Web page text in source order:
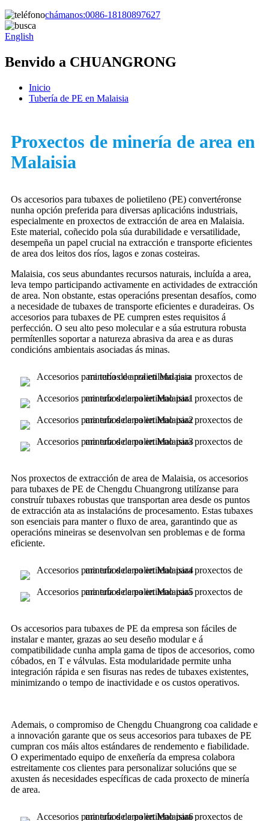
chámanos:0086-18180897627
English
Benvido a CHUANGRONG
Inicio
Tubería de PE en Malaisia
Proxectos de minería de area en
Malaisia
Os accesorios para tubaxes de polietileno (PE) convertéronse
nunha opción preferida para diversas aplicacións industriais,
especialmente en proxectos de extracción de area en Malaisia.
Este material, coñecido pola súa durabilidade e versatilidade,
desempeña un papel crucial na extracción e transporte eficientes
de area dos leitos dos ríos, lagos e zonas costeiras.
Malaisia, cos seus abundantes recursos naturais, incluída a area,
leva tempo participando activamente en actividades de extracción
de area. Non obstante, estas operacións presentan desafíos, como
a necesidade de tubaxes de transporte eficientes e duradeiras. Os
accesorios para tubaxes de PE cumpren estes requisitos á
perfección. O seu alto peso molecular e a súa estrutura robusta
permítenlles soportar a natureza abrasiva da area e as duras
condicións ambientais asociadas ás minas.
Nos proxectos de extracción de area de Malaisia, os accesorios
para tubaxes de PE de Chengdu Chuangrong utilízanse para
construír tubaxes robustas que transportan area desde os puntos
de extracción ata as instalacións de procesamento. Estas tubaxes
son esenciais para manter o fluxo de area, garantindo que as
operacións mineiras se desenvolvan sen problemas e de forma
eficiente.
Os accesorios para tubaxes de PE da empresa son fáciles de
instalar e manter, grazas ao seu deseño modular e á
compatibilidade cunha ampla gama de tipos de accesorios, como
cóbados, en T e válvulas. Esta modularidade permite unha
integración rápida e sen fisuras nas redes de tubaxes existentes,
minimizando o tempo de inactividade e os custos operativos.
Ademais, o compromiso de Chengdu Chuangrong coa calidade e
a innovación garante que os seus accesorios para tubaxes de PE
cumpran cos máis altos estándares de rendemento e fiabilidade.
O experimentado equipo de enxeñería da empresa colabora
estreitamente cos clientes para personalizar solucións que se
axusten ás necesidades específicas de cada proxecto de minería
de area.